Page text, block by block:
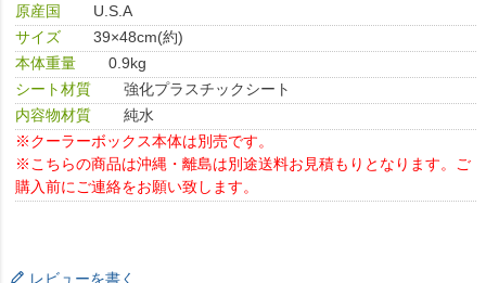
原産国
U.S.A
サイズ
39×48cm(約)
本体重量
0.9kg
シート材質
強化プラスチックシート
内容物材質
純水
※クーラーボックス本体は別売です。
※こちらの商品は沖縄・離島は別途送料お見積もりとなります。ご
購入前にご連絡をお願い致します。
レビューを書く